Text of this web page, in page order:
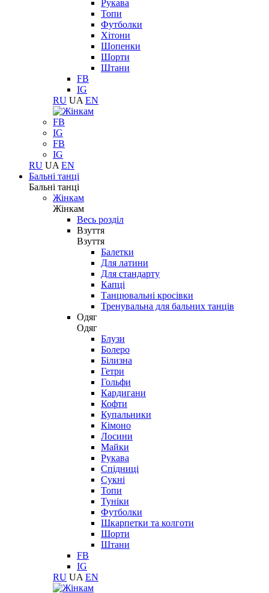
Рукава
Топи
Футболки
Хітони
Шопенки
Шорти
Штани
FB
IG
RU UA EN
FB
IG
FB
IG
RU UA EN
Бальні танці
Бальні танці
Жінкам
Жінкам
Весь розділ
Взуття
Взуття
Балетки
Для латини
Для стандарту
Капці
Танцювальні кросівки
Тренувальна для бальних танців
Одяг
Одяг
Блузи
Болеро
Білизна
Гетри
Гольфи
Кардигани
Кофти
Купальники
Кімоно
Лосини
Майки
Рукава
Спідниці
Сукні
Топи
Туніки
Футболки
Шкарпетки та колготи
Шорти
Штани
FB
IG
RU UA EN